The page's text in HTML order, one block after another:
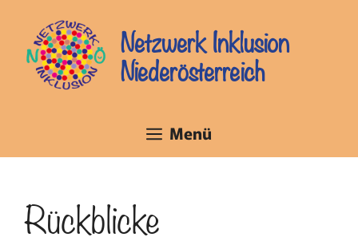
springen
Netzwerk Inklusion
Niederösterreich
Menü
Rückblicke